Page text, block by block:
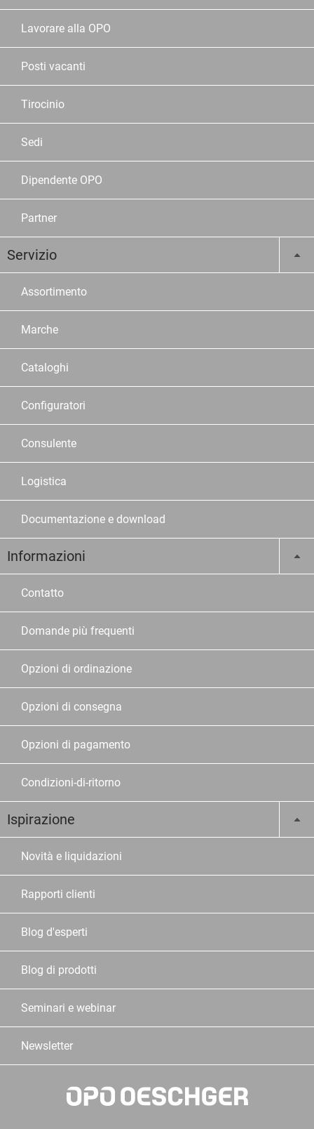
Lavorare alla OPO
Posti vacanti
Tirocinio
Sedi
Dipendente OPO
Partner
Servizio
Assortimento
Marche
Cataloghi
Configuratori
Consulente
Logistica
Documentazione e download
Informazioni
Contatto
Domande più frequenti
Opzioni di ordinazione
Opzioni di consegna
Opzioni di pagamento
Condizioni-di-ritorno
Ispirazione
Novità e liquidazioni
Rapporti clienti
Blog d'esperti
Blog di prodotti
Seminari e webinar
Newsletter